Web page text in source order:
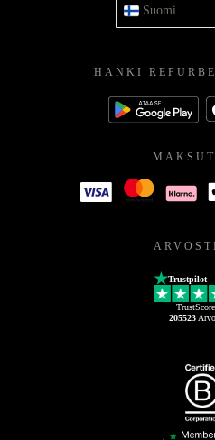
Suomi
HANKI
Trustpilot
TrustScore
205523